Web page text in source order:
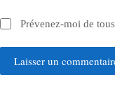
Prévenez-moi de
Laisser un